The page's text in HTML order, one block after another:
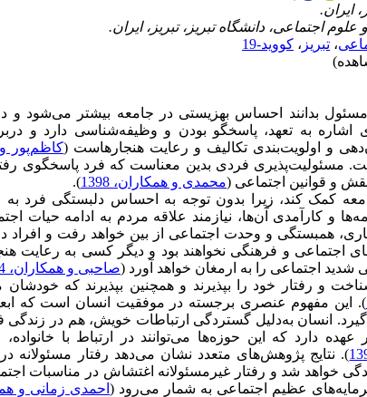
، تبریز ، کووید-19 ​​​​​​​
بدانند احساس بهزیستی در جامعه بیشتر می‌شود و
به تعهد، پاسخگو بودن و وظیفه‌شناسی دارد و
و اولویت‌بندی تکالیف و رعایت هنجارهاست (کاظم‌پور و
مسئولیت‌پذیری فردی بدین معناست که فرد پاسخگوی
و قوانین اجتماعی (محمدی و همکاران، 1398
).
کمک کند، زیرا بدون توجه به احساس دلبستگی فرد به
و کارآمدی آن‌ها، نیازمند علاقه مردم به ادامه حیات
همبستگی و وحدت اجتماعی از بین خواهد رفت و افراد
اجتماعی و فرهنگی نخواهند بود و دیگر کسی به رعایت
اجتماعی را به ارمغان خواهد آورد (صاحبی و همکاران، 1394
و رفتار خود را بپذیرند و همچنین بپذیرند که
). این مفهوم عنصری برجسته در موفقیت انسان است که
انسان به‌دلیل گستردگی ارتباطات خویش، هم در زندگی
دارد که این حوزه‌ها می‌توانند در ارتباط با خانواده،
). نتایج پژوهش‌های متعدد نشان می‌دهد رفتار مسئولانه
خواهد شد و رفتار غیرمسئولانه اغتشاش در مناسبات
عظیم اجتماعی به شمار می‌رود (احمدی زمانی و